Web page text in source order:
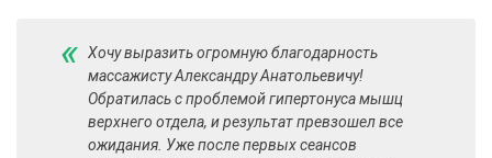
« Хочу выразить огромную благодарность
массажисту Александру Анатольевичу!
Обратилась с проблемой гипертонуса мышц
верхнего отдела, и результат превзошел все
ожидания. Уже после первых сеансов